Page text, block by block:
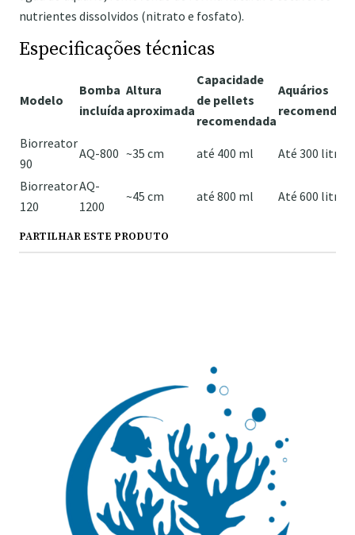
nutrientes dissolvidos (nitrato e fosfato).
Especificações técnicas
Modelo
Bomba
incluída
Altura
aproximada
Capacidade
de pellets
recomendada
Aquários
Biorreator
90
AQ-800 ~35 cm até 400 ml Até 300 litros
Biorreator
120
AQ-
1200
~45 cm até 800 ml Até 600 litros
PARTILHAR ESTE PRODUTO